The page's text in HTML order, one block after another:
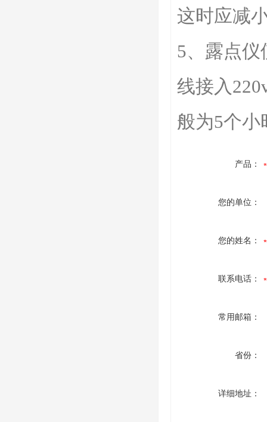
这时应减
5、露点
线接入
般为5个小
产品：
您的单位：
您的姓名：
联系电话：
常用邮箱：
省份：
详细地址：